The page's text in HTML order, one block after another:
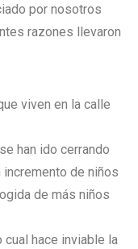
por nosotros
razones llevaron
viven en la calle
han ido cerrando
incremento de niños
de más niños
hace inviable la